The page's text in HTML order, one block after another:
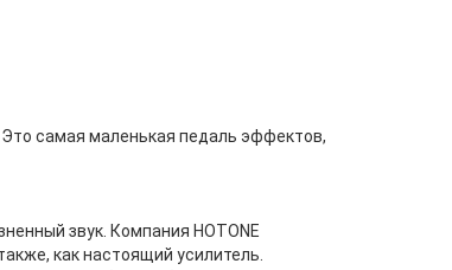
Это самая маленькая педаль эффектов,
звук. Компания HOTONE
как настоящий усилитель.